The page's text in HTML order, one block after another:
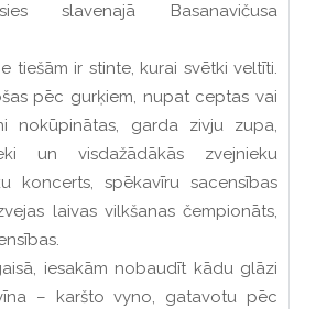
slavenajā Basanavičusa
tiešām ir stinte, kurai svētki veltīti.
pēc gurķiem, nupat ceptas vai
nokūpinātas, garda zivju zupa,
un visdažādākās zvejnieku
koncerts, spēkavīru sacensības
laivas vilkšanas čempionāts,
iesakām nobaudīt kādu glāzi
– karšto vyno, gatavotu pēc